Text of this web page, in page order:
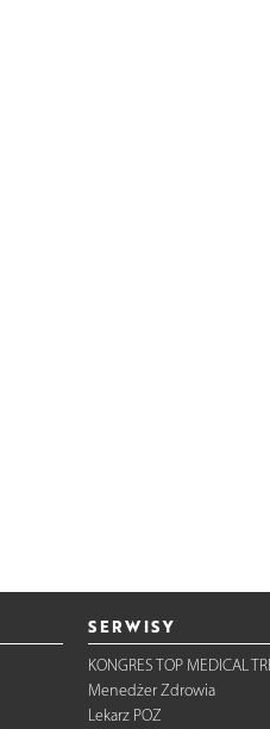
SERWISY
KONGRES TOP MEDICAL
Menedżer Zdrowia
Lekarz POZ